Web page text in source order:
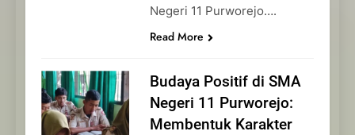
Negeri 11 Purworejo….
Read More
Budaya Positif di SMA
Negeri 11 Purworejo:
Membentuk Karakter